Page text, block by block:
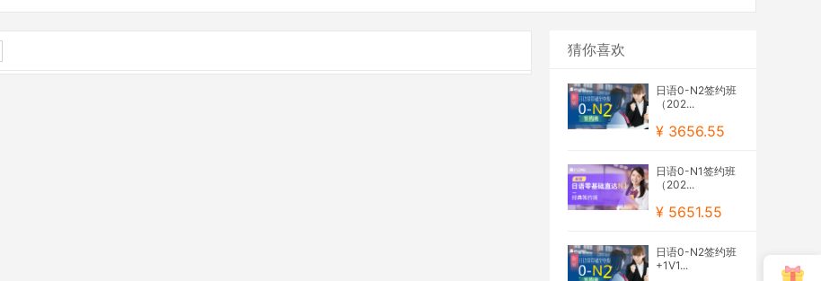
猜你喜欢
日语0-N2签约班
（202...
¥ 3656.55
日语0-N1签约班
（202...
¥ 5651.55
日语0-N2签约班
+1V1...